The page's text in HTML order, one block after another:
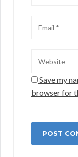
Save my
browser for